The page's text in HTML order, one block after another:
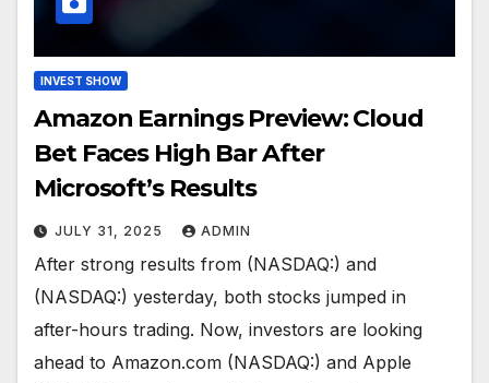
INVEST SHOW
Amazon Earnings Preview: Cloud
Bet Faces High Bar After
Microsoft’s Results
JULY 31, 2025 ADMIN
After strong results from (NASDAQ:) and
(NASDAQ:) yesterday, both stocks jumped in
after-hours trading. Now, investors are looking
ahead to Amazon.com (NASDAQ:) and Apple